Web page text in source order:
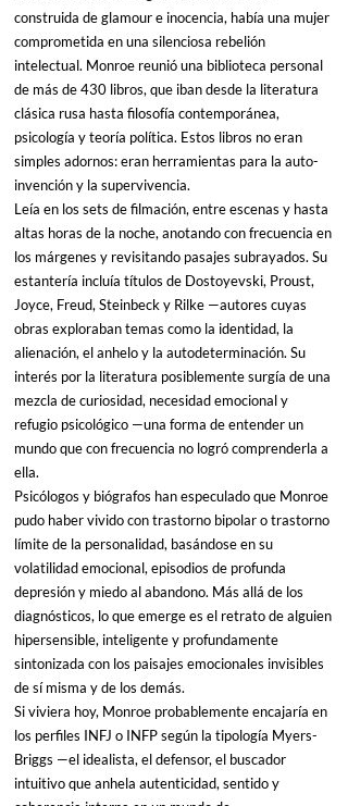
construida de glamour e inocencia, había una mujer
comprometida en una silenciosa rebelión
intelectual. Monroe reunió una biblioteca personal
de más de 430 libros, que iban desde la literatura
clásica rusa hasta filosofía contemporánea,
psicología y teoría política. Estos libros no eran
simples adornos: eran herramientas para la auto-
invención y la supervivencia.
Leía en los sets de filmación, entre escenas y hasta
altas horas de la noche, anotando con frecuencia en
los márgenes y revisitando pasajes subrayados. Su
estantería incluía títulos de Dostoyevski, Proust,
Joyce, Freud, Steinbeck y Rilke —autores cuyas
obras exploraban temas como la identidad, la
alienación, el anhelo y la autodeterminación. Su
interés por la literatura posiblemente surgía de una
mezcla de curiosidad, necesidad emocional y
refugio psicológico —una forma de entender un
mundo que con frecuencia no logró comprenderla a
ella.
Psicólogos y biógrafos han especulado que Monroe
pudo haber vivido con trastorno bipolar o trastorno
límite de la personalidad, basándose en su
volatilidad emocional, episodios de profunda
depresión y miedo al abandono. Más allá de los
diagnósticos, lo que emerge es el retrato de alguien
hipersensible, inteligente y profundamente
sintonizada con los paisajes emocionales invisibles
de sí misma y de los demás.
Si viviera hoy, Monroe probablemente encajaría en
los perfiles INFJ o INFP según la tipología Myers-
Briggs —el idealista, el defensor, el buscador
intuitivo que anhela autenticidad, sentido y